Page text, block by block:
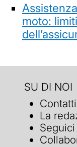
moto:
SU DI NOI
Contatti
La
Seguici